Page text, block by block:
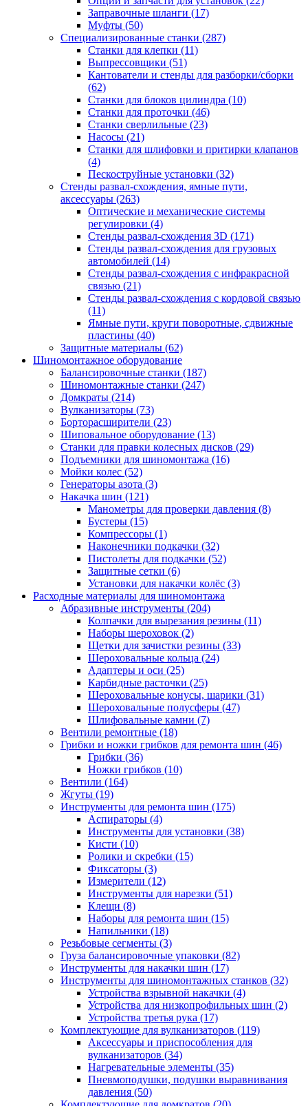
Заправочные шланги (17)
Муфты (50)
Специализированные станки (287)
Станки для клепки (11)
Выпрессовщики (51)
Кантователи и стенды для разборки/сборки
(62)
Станки для блоков цилиндра (10)
Станки для проточки (46)
Станки сверлильные (23)
Насосы (21)
Станки для шлифовки и притирки клапанов
(4)
Пескоструйные установки (32)
Стенды развал-схождения, ямные пути,
аксессуары (263)
Оптические и механические системы
регулировки (4)
Стенды развал-схождения 3D (171)
Стенды развал-схождения для грузовых
автомобилей (14)
Стенды развал-схождения с инфракрасной
связью (21)
Стенды развал-схождения с кордовой связью
(11)
Ямные пути, круги поворотные, сдвижные
пластины (40)
Защитные материалы (62)
Шиномонтажное оборудование
Балансировочные станки (187)
Шиномонтажные станки (247)
Домкраты (214)
Вулканизаторы (73)
Борторасширители (23)
Шиповальное оборудование (13)
Станки для правки колесных дисков (29)
Подъемники для шиномонтажа (16)
Мойки колес (52)
Генераторы азота (3)
Накачка шин (121)
Манометры для проверки давления (8)
Бустеры (15)
Компрессоры (1)
Наконечники подкачки (32)
Пистолеты для подкачки (52)
Защитные сетки (6)
Установки для накачки колёс (3)
Расходные материалы для шиномонтажа
Абразивные инструменты (204)
Колпачки для вырезания резины (11)
Наборы шероховок (2)
Щетки для зачистки резины (33)
Шероховальные кольца (24)
Адаптеры и оси (25)
Карбидные расточки (25)
Шероховальные конусы, шарики (31)
Шероховальные полусферы (47)
Шлифовальные камни (7)
Вентили ремонтные (18)
Грибки и ножки грибков для ремонта шин (46)
Грибки (36)
Ножки грибков (10)
Вентили (164)
Жгуты (19)
Инструменты для ремонта шин (175)
Аспираторы (4)
Инструменты для установки (38)
Кисти (10)
Ролики и скребки (15)
Фиксаторы (3)
Измерители (12)
Инструменты для нарезки (51)
Клещи (8)
Наборы для ремонта шин (15)
Напильники (18)
Резьбовые сегменты (3)
Груза балансировочные упаковки (82)
Инструменты для накачки шин (17)
Инструменты для шиномонтажных станков (32)
Устройства взрывной накачки (4)
Устройства для низкопрофильных шин (2)
Устройства третья рука (17)
Комплектующие для вулканизаторов (119)
Аксессуары и приспособления для
вулканизаторов (34)
Нагревательные элементы (35)
Пневмоподушки, подушки выравнивания
давления (50)